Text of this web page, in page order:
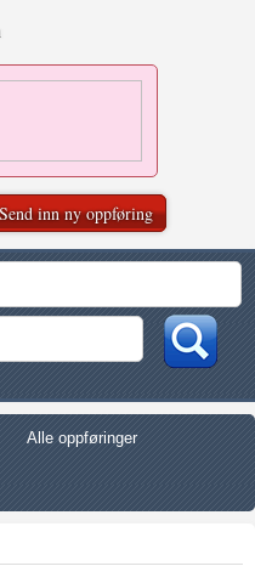
inn ny oppføring
Alle oppføringer